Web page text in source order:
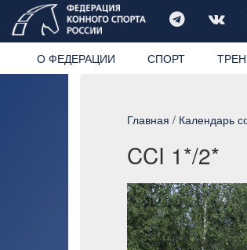
О ФЕДЕРАЦИИ СПОРТ
Главная / Календарь
CCI 1*/2*